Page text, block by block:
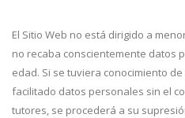
El Sitio Web no está dirigido a
no recaba conscientemente datos
edad. Si se tuviera conocimiento
facilitado datos personales sin el
tutores, se procederá a su